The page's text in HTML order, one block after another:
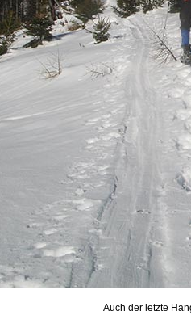
Auch der letzte